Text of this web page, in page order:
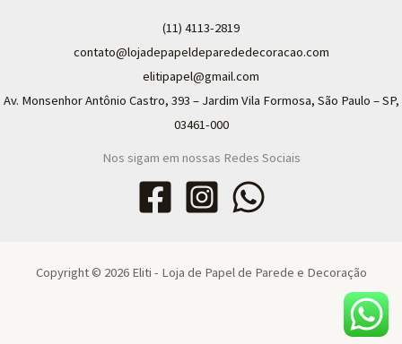
(11) 4113-2819
contato@lojadepapeldeparededecoracao.com
elitipapel@gmail.com​
Av. Monsenhor Antônio Castro, 393 – Jardim Vila Formosa, São Paulo – SP,
03461-000
Nos sigam em nossas Redes Sociais
Copyright © 2026 Eliti - Loja de Papel de Parede e Decoração